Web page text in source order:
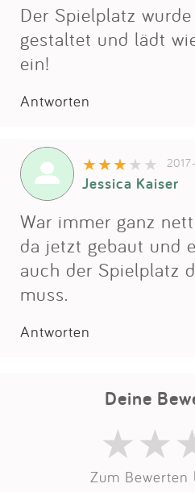
Der Spielplatz
gestaltet und lädt
ein!
Antworten
Jessica Kaiser
War immer ganz
da jetzt gebaut und
auch der Spielplatz
muss.
Antworten
Deine
Zum